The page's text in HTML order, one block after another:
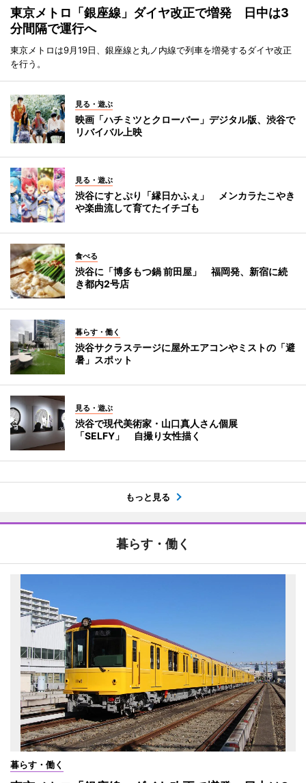
東京メトロ「銀座線」ダイヤ改正で増発 日中は3
分間隔で運行へ
東京メトロは9月19日、銀座線と丸ノ内線で列車を増発するダイヤ改正
を行う。
見る・遊ぶ
映画「ハチミツとクローバー」デジタル版、渋谷で
リバイバル上映
見る・遊ぶ
渋谷にすとぷり「縁日かふぇ」 メンカラたこやき
や楽曲流して育てたイチゴも
食べる
渋谷に「博多もつ鍋 前田屋」 福岡発、新宿に続
き都内2号店
暮らす・働く
渋谷サクラステージに屋外エアコンやミストの「避
暑」スポット
見る・遊ぶ
渋谷で現代美術家・山口真人さん個展
「SELFY」 自撮り女性描く
もっと見る
暮らす・働く
暮らす・働く